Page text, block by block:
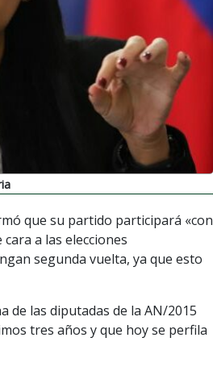
que su partido participará «con
a las elecciones
segunda vuelta, ya que esto
de las diputadas de la AN/2015
tres años y que hoy se perfila